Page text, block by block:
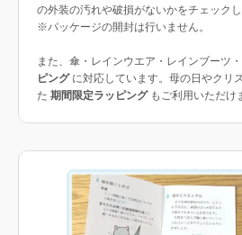
の外装の汚れや破損がないかをチェックし
※パッケージの開封は行いません。
また、傘・レインウエア・レインブーツ
ピングに対応しています。母の日やクリ
た 期間限定ラッピングもご利用いただけ